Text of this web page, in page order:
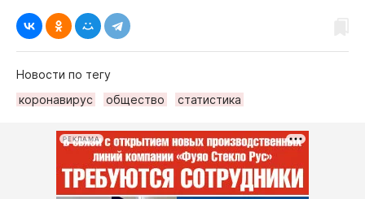
Новости по тегу
коронавирус
общество статистика
РЕКЛАМА